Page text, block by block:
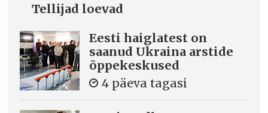
Tellijad loevad
Eesti haiglatest on
saanud Ukraina arstide
õppekeskused
4 päeva tagasi